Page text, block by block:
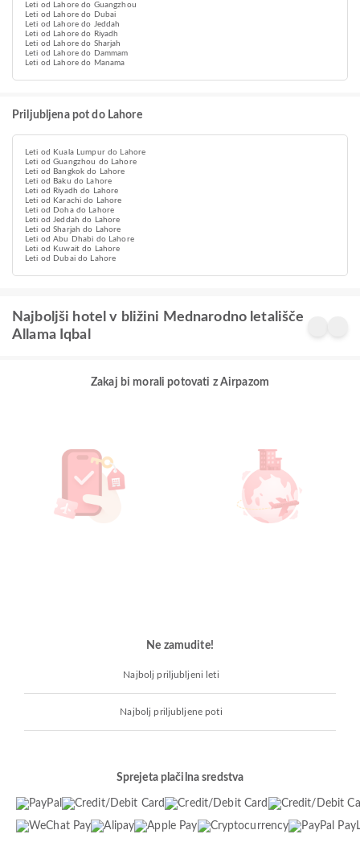
Leti od Lahore do Guangzhou
Leti od Lahore do Dubai
Leti od Lahore do Jeddah
Leti od Lahore do Riyadh
Leti od Lahore do Sharjah
Leti od Lahore do Dammam
Leti od Lahore do Manama
Priljubljena pot do Lahore
Leti od Kuala Lumpur do Lahore
Leti od Guangzhou do Lahore
Leti od Bangkok do Lahore
Leti od Baku do Lahore
Leti od Riyadh do Lahore
Leti od Karachi do Lahore
Leti od Doha do Lahore
Leti od Jeddah do Lahore
Leti od Sharjah do Lahore
Leti od Abu Dhabi do Lahore
Leti od Kuwait do Lahore
Leti od Dubai do Lahore
Najboljši hotel v bližini Mednarodno letališče
Allama Iqbal
Zakaj bi morali potovati z Airpazom
Ne zamudite!
Najbolj priljubljeni leti
Najbolj priljubljene poti
Sprejeta plačilna sredstva